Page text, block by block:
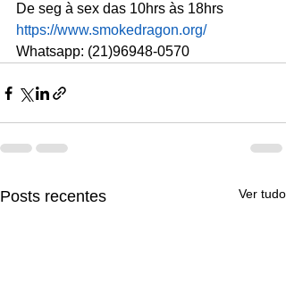
De seg à sex das 10hrs às 18hrs
https://www.smokedragon.org/
Whatsapp: (21)96948-0570
Posts recentes Ver tudo